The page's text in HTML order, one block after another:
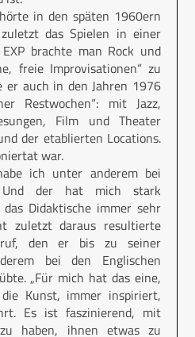
in den späten 1960ern
das Spielen in einer
brachte man Rock und
freie Improvisationen“ zu
er auch in den Jahren 1976
Restwochen“: mit Jazz,
Film und Theater
der etablierten Locations.
war.
ich unter anderem bei
Und der hat mich stark
Didaktische immer sehr
zuletzt daraus resultierte
den er bis zu seiner
bei den Englischen
„Für mich hat das eine,
Kunst, immer inspiriert,
Es ist faszinierend, mit
haben, ihnen etwas zu